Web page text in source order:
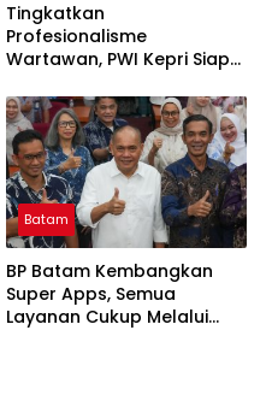
Tingkatkan
Profesionalisme
Wartawan, PWI Kepri Siap
Wartawan Gratis Sesuai
Prosedur
Batam
BP Batam Kembangkan
Super Apps, Semua
Layanan Cukup Melalui